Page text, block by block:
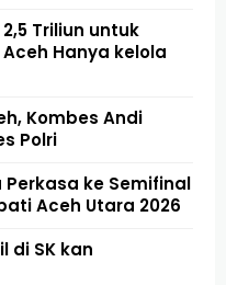
Triliun untuk
Hanya kelola
Kombes Andi
Polri
Perkasa ke Semifinal
Aceh Utara 2026
di SK kan